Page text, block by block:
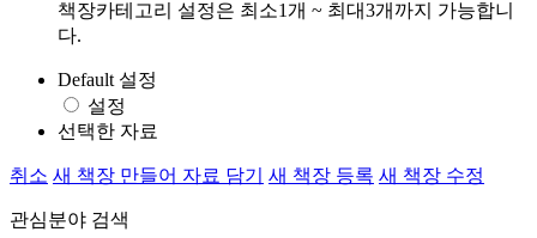
책장카테고리 설정은 최소1개 ~ 최대3개까지 가능합니
다.
Default 설정
설정
선택한 자료
취소 새 책장 만들어 자료 담기 새 책장 등록 새 책장 수정
관심분야 검색